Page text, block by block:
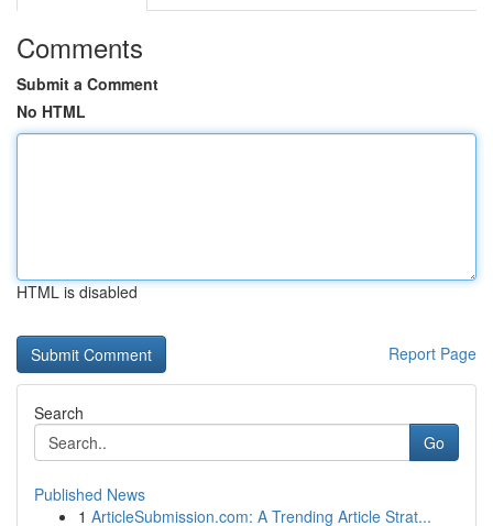
Comments
Submit a Comment
No HTML
HTML is disabled
Report Page
Search
Go
Published News
1 ArticleSubmission.com: A Trending Article Strat...